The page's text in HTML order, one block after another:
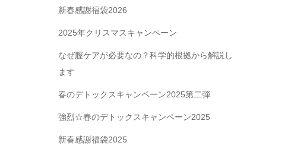
新春感謝福袋2026
2025年クリスマスキャンペーン
なぜ膣ケアが必要なの？科学的根拠から解説し
ます
春のデトックスキャンペーン2025第二弾
強烈☆春のデトックスキャンペーン2025
新春感謝福袋2025